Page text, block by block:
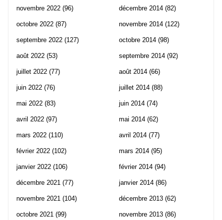
novembre 2022 (96)
octobre 2022 (87)
septembre 2022 (127)
août 2022 (53)
juillet 2022 (77)
juin 2022 (76)
mai 2022 (83)
avril 2022 (97)
mars 2022 (110)
février 2022 (102)
janvier 2022 (106)
décembre 2021 (77)
novembre 2021 (104)
octobre 2021 (99)
décembre 2014 (82)
novembre 2014 (122)
octobre 2014 (98)
septembre 2014 (92)
août 2014 (66)
juillet 2014 (88)
juin 2014 (74)
mai 2014 (62)
avril 2014 (77)
mars 2014 (95)
février 2014 (94)
janvier 2014 (86)
décembre 2013 (62)
novembre 2013 (86)